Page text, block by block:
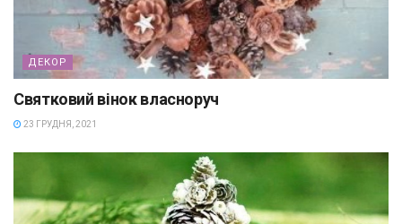
ДЕКОР
Святковий вінок власноруч
23 ГРУДНЯ, 2021